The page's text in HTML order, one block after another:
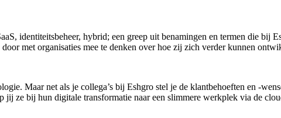
identiteitsbeheer, hybrid; een greep uit benamingen en termen die bij
met organisaties mee te denken over hoe zij zich verder kunnen
Maar net als je collega’s bij Eshgro stel je de klantbehoeften en -
ze bij hun digitale transformatie naar een slimmere werkplek via de